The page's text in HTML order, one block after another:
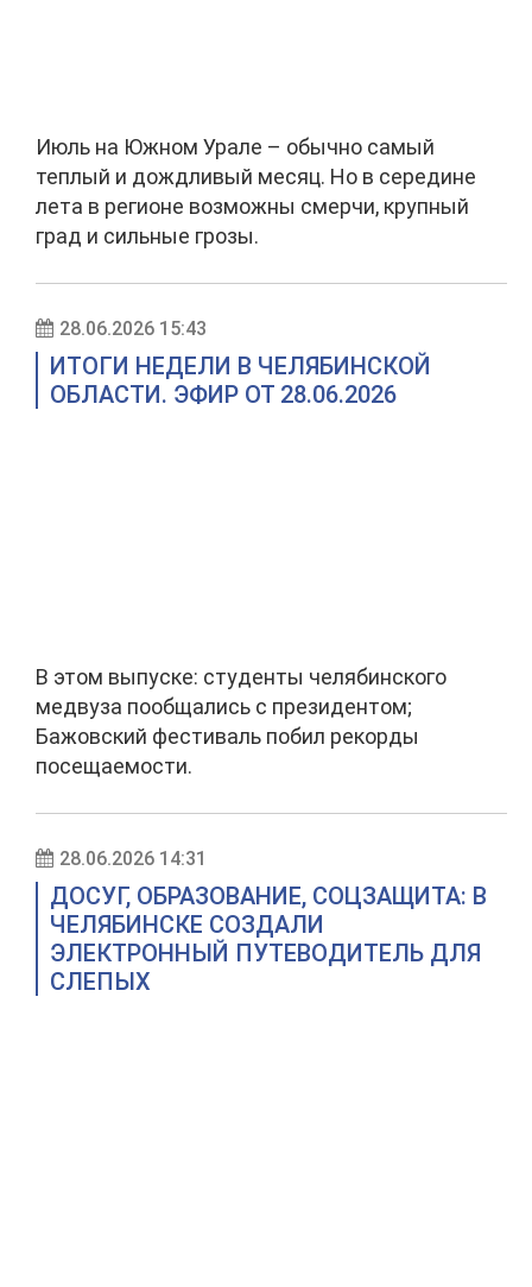
Июль на Южном Урале – обычно самый
теплый и дождливый месяц. Но в середине
лета в регионе возможны смерчи, крупный
град и сильные грозы.
28.06.2026 15:43
ИТОГИ НЕДЕЛИ В ЧЕЛЯБИНСКОЙ
ОБЛАСТИ. ЭФИР ОТ 28.06.2026
В этом выпуске: студенты челябинского
медвуза пообщались с президентом;
Бажовский фестиваль побил рекорды
посещаемости.
28.06.2026 14:31
ДОСУГ, ОБРАЗОВАНИЕ, СОЦЗАЩИТА: В
ЧЕЛЯБИНСКЕ СОЗДАЛИ
ЭЛЕКТРОННЫЙ ПУТЕВОДИТЕЛЬ ДЛЯ
СЛЕПЫХ